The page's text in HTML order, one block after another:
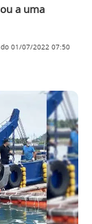
a uma
01/07/2022 07:50